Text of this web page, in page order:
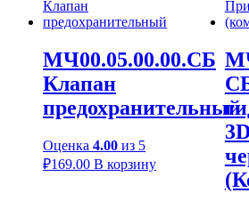
МЧ00.05.00.00.СБ
Клапан
предохранительный
Оценка 4.00 из 5
₽169.00 В корзину